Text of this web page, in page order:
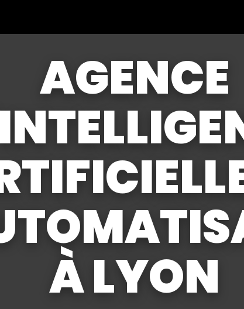
AGENCE
À LYON